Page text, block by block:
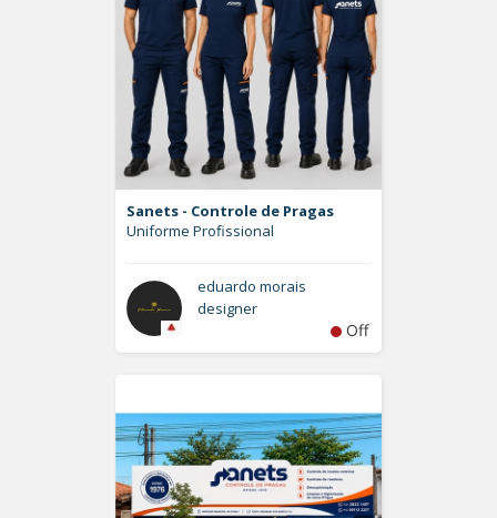
Sanets - Controle de Pragas
Uniforme Profissional
eduardo morais
designer
Off